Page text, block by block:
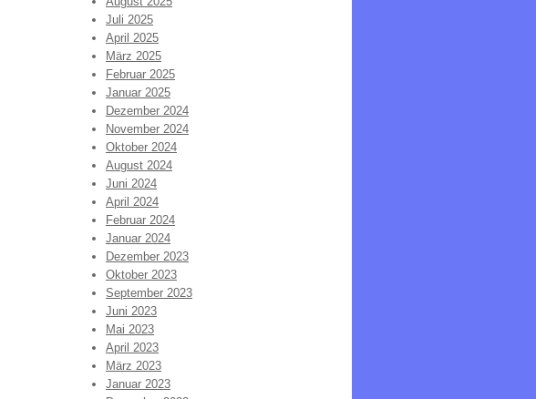
Juli 2025
April 2025
März 2025
Februar 2025
Januar 2025
Dezember 2024
November 2024
Oktober 2024
August 2024
Juni 2024
April 2024
Februar 2024
Januar 2024
Dezember 2023
Oktober 2023
September 2023
Juni 2023
Mai 2023
April 2023
März 2023
Januar 2023